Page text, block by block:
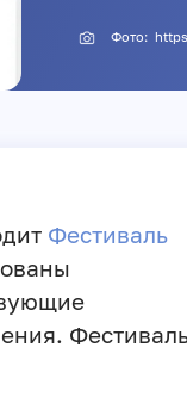
Фестиваль